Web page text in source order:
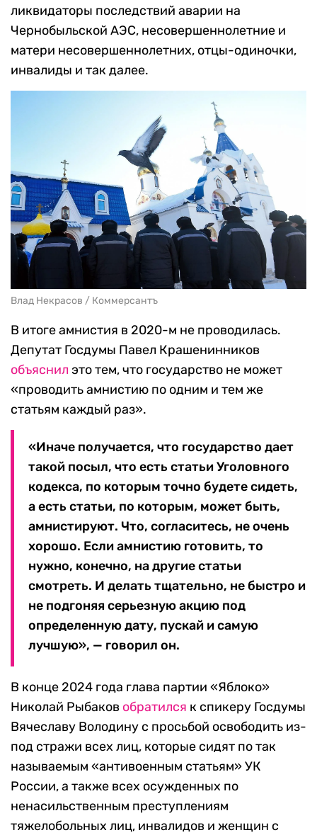
ликвидаторы последствий аварии на
Чернобыльской АЭС, несовершеннолетние и
матери несовершеннолетних, отцы-одиночки,
инвалиды и так далее.
Влад Некрасов / Коммерсантъ
В итоге амнистия в 2020-м не проводилась.
Депутат Госдумы Павел Крашенинников
объяснил это тем, что государство не может
«проводить амнистию по одним и тем же
статьям каждый раз».
«Иначе получается, что государство дает
такой посыл, что есть статьи Уголовного
кодекса, по которым точно будете сидеть,
а есть статьи, по которым, может быть,
амнистируют. Что, согласитесь, не очень
хорошо. Если амнистию готовить, то
нужно, конечно, на другие статьи
смотреть. И делать тщательно, не быстро и
не подгоняя серьезную акцию под
определенную дату, пускай и самую
лучшую», — говорил он.
В конце 2024 года глава партии «Яблоко»
Николай Рыбаков обратился к спикеру Госдумы
Вячеславу Володину с просьбой освободить из-
под стражи всех лиц, которые сидят по так
называемым «антивоенным статьям» УК
России, а также всех осужденных по
ненасильственным преступлениям
тяжелобольных лиц, инвалидов и женщин с